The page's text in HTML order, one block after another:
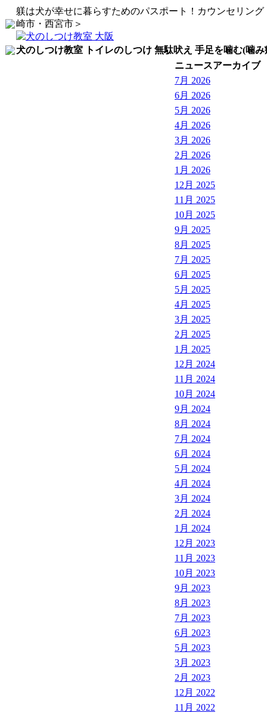
躾は犬が幸せに暮らすためのパスポート！カウンセリン
崎市・西宮市＞
犬のしつけ教室 トイレのしつけ 無駄吠え 手足を噛む(噛
ニュースアーカイブ
7月 2026
6月 2026
5月 2026
4月 2026
3月 2026
2月 2026
1月 2026
12月 2025
11月 2025
10月 2025
9月 2025
8月 2025
7月 2025
6月 2025
5月 2025
4月 2025
3月 2025
2月 2025
1月 2025
12月 2024
11月 2024
10月 2024
9月 2024
8月 2024
7月 2024
6月 2024
5月 2024
4月 2024
3月 2024
2月 2024
1月 2024
12月 2023
11月 2023
10月 2023
9月 2023
8月 2023
7月 2023
6月 2023
5月 2023
3月 2023
2月 2023
12月 2022
11月 2022